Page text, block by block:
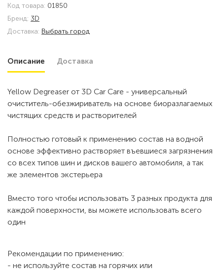
Код товара: 01850
Бренд: 3D
Доставка: Выбрать город
Описание Доставка
Yellow Degreaser от 3D Car Care - универсальный
очиститель-обезжириватель на основе биоразлагаемых
чистящих средств и растворителей
Полностью готовый к применению состав на водной
основе эффективно растворяет въевшиеся загрязнения
со всех типов шин и дисков вашего автомобиля, а так
же элементов экстерьера
Вместо того чтобы использовать 3 разных продукта для
каждой поверхности, вы можете использовать всего
один
Рекомендации по применению:
- не используйте состав на горячих или